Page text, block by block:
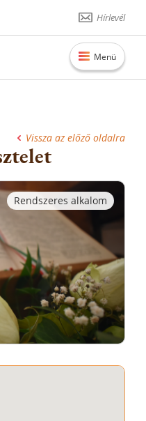
Hírlevél
Menü
Vissza az előző oldalra